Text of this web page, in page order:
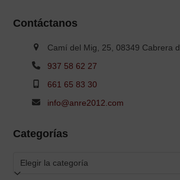
Contáctanos
Camí del Mig, 25, 08349 Cabrera
937 58 62 27
661 65 83 30
info@anre2012.com
Categorías
Categorías